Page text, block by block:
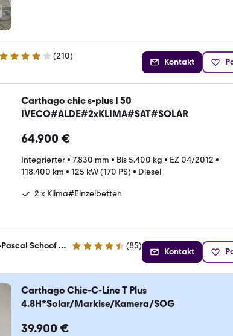
4.2 Sterne (210)
Kontakt
Carthago chic s-plus I 50
IVECO#ALDE#2xKLIMA#SAT#SOLAR
64.900 €
Integrierter• 7.830 mm • Bis 5.400 kg • EZ 04/2012 •
118.400 km • 125 kW (170 PS) • Diesel
2 x Klima#Einzelbetten
Der Camperhandel - Andre-Pascal Schoof - Björn Bartnick GbR 4.7 Sterne (85)
Kontakt
Carthago Chic-C-Line T Plus
4.8H*Solar/Markise/Kamera/SOG
39.900 €